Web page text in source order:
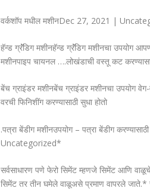
वर्कशॉप मधील मशीनDec 27, 2021 |
हॅन्ड ग्रॅंडिग मशीनहॅन्ड ग्रॅंडिग मशीनचा उपयोग
मशीनपाइप चायनल ….लोखंडाची वस्तू कट
बेंच ग्राइंडर मशीनबेंच ग्राइंडर मशीनचा उपयोग
वरची फिनिशींग करण्यासाठी सुधा होतो
.पत्रा बेंडीग मशीनउपयोग – पत्रा बेंडीग
Uncategorized*
सर्वसाधारण पणे फेरो सिमेंट म्हणजे सिमेंट आणि
सिमेंट तर तीन घमेले वाळूअसे प्रमाण वापरले जाते.*